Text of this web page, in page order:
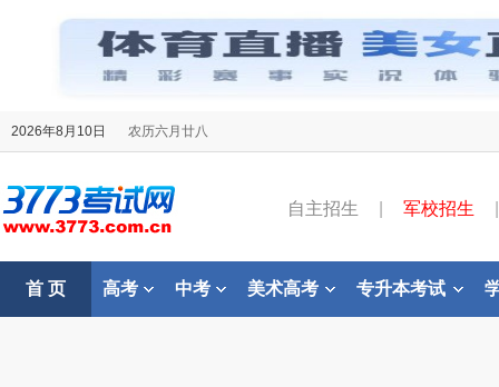
2026年8月10日 农历六月廿八
自主招生 军校招生
首 页 高考 中考 美术高考 专升本考试